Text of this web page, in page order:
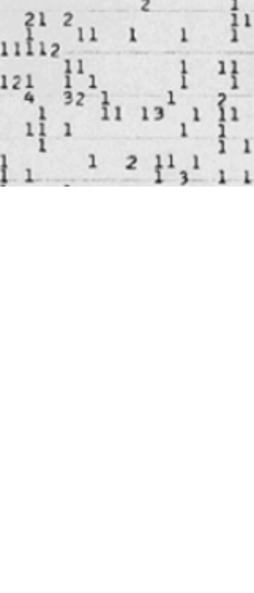
crucial na história da humanidade,
consistindo no momento em que o...